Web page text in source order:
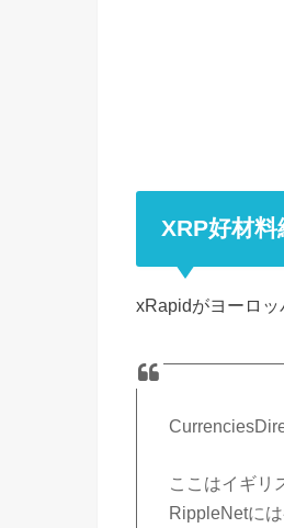
XRP好材料
xRapidがヨーロッ
ここはイギリ
RippleNetに